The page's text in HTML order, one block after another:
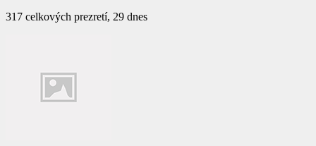
317 celkových prezretí, 29 dnes